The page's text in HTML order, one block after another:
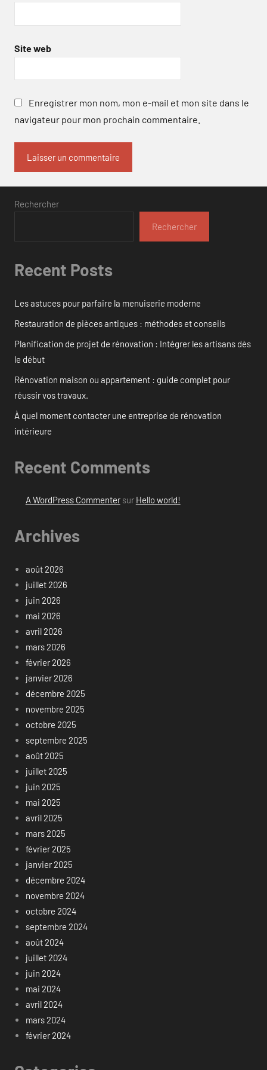
Site web
Enregistrer mon nom, mon e-mail et mon site dans le
navigateur pour mon prochain commentaire.
Rechercher
Rechercher
Recent Posts
Les astuces pour parfaire la menuiserie moderne
Restauration de pièces antiques : méthodes et conseils
Planification de projet de rénovation : Intégrer les artisans dès
le début
Rénovation maison ou appartement : guide complet pour
réussir vos travaux.
À quel moment contacter une entreprise de rénovation
intérieure
Recent Comments
A WordPress Commentersur Hello world!
Archives
août 2026
juillet 2026
juin 2026
mai 2026
avril 2026
mars 2026
février 2026
janvier 2026
décembre 2025
novembre 2025
octobre 2025
septembre 2025
août 2025
juillet 2025
juin 2025
mai 2025
avril 2025
mars 2025
février 2025
janvier 2025
décembre 2024
novembre 2024
octobre 2024
septembre 2024
août 2024
juillet 2024
juin 2024
mai 2024
avril 2024
mars 2024
février 2024